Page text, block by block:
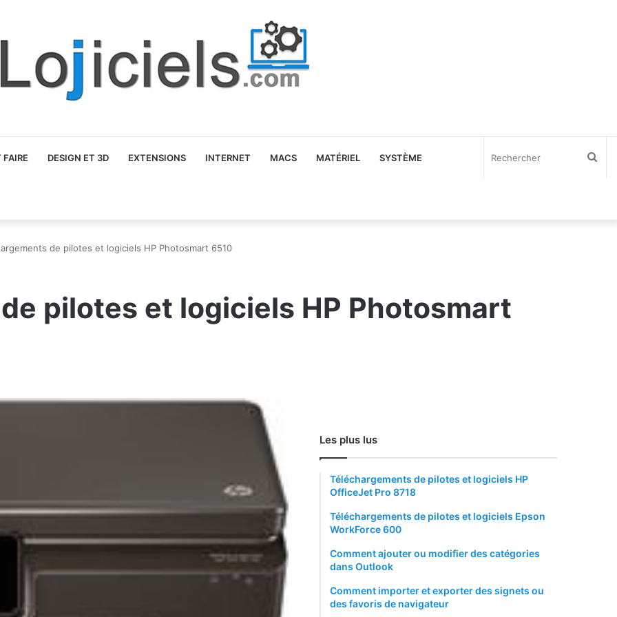
DESIGN ET 3D EXTENSIONS INTERNET MACS MATÉRIEL SYSTÈME
de pilotes et logiciels HP Photosmart 6510
pilotes et logiciels HP Photosmart
Les plus lus
Téléchargements de pilotes et logiciels HP
OfficeJet Pro 8718
Téléchargements de pilotes et logiciels Epson
WorkForce 600
Comment ajouter ou modifier des catégories
dans Outlook
Comment importer et exporter des signets ou
des favoris de navigateur